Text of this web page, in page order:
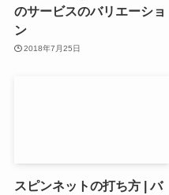
のサービスのバリエーショ
ン
2018年7月25日
スピンネットの打ち方 | バ